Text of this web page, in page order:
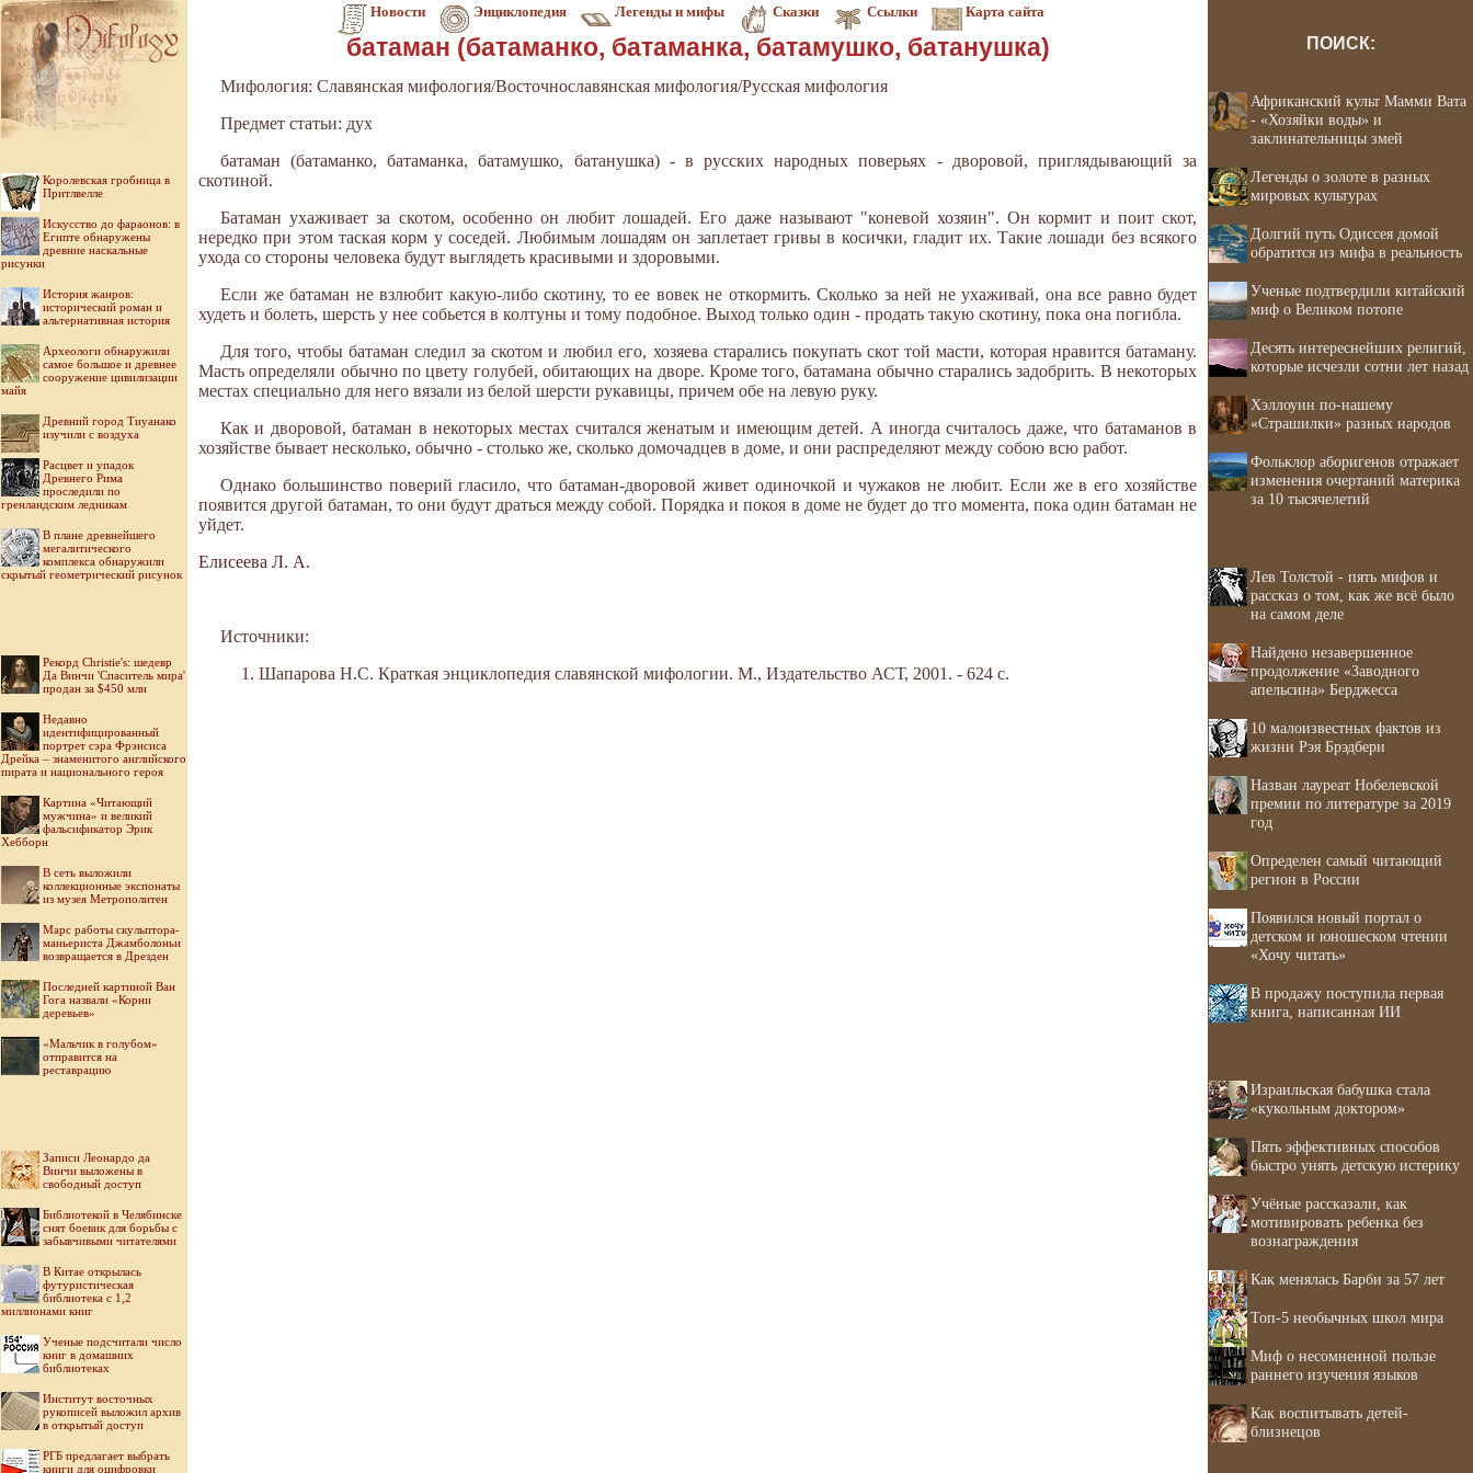
Новости Энциклопедия Легенды и мифы Сказки Ссылки Карта сайта
Королевская гробница в
Притлвелле
Искусство до фараонов: в
Египте обнаружены
древние наскальные
рисунки
История жанров:
исторический роман и
альтернативная история
Археологи обнаружили
самое большое и древнее
сооружение цивилизации
майя
Древний город Тиуанако
изучили с воздуха
Расцвет и упадок
Древнего Рима
проследили по
гренландским ледникам
В плане древнейшего
мегалитического
комплекса обнаружили
скрытый геометрический рисунок
Рекорд Christie's: шедевр
Да Винчи 'Спаситель мира'
продан за $450 млн
Недавно
идентифицированный
портрет сэра Фрэнсиса
Дрейка – знаменитого английского
пирата и национального героя
Картина «Читающий
мужчина» и великий
фальсификатор Эрик
Хебборн
В сеть выложили
коллекционные экспонаты
из музея Метрополитен
Марс работы скульптора-
маньериста Джамболоньи
возвращается в Дрезден
Последней картиной Ван
Гога назвали «Корни
деревьев»
«Мальчик в голубом»
отправится на
реставрацию
Записи Леонардо да
Винчи выложены в
свободный доступ
Библиотекой в Челябинске
снят боевик для борьбы с
забывчивыми читателями
В Китае открылась
футуристическая
библиотека с 1,2
миллионами книг
Ученые подсчитали число
книг в домашних
библиотеках
Институт восточных
рукописей выложил архив
в открытый доступ
РГБ предлагает выбрать
книги для оцифровки
батаман (батаманко, батаманка, батамушко, батанушка)
Мифология: Славянская мифология/Восточнославянская мифология/Русская мифология
Предмет статьи: дух
батаман (батаманко, батаманка, батамушко, батанушка) - в русских народных поверьях - дворовой, приглядывающий за
скотиной.
Батаман ухаживает за скотом, особенно он любит лошадей. Его даже называют "коневой хозяин". Он кормит и поит скот,
нередко при этом таская корм у соседей. Любимым лошадям он заплетает гривы в косички, гладит их. Такие лошади без всякого
ухода со стороны человека будут выглядеть красивыми и здоровыми.
Если же батаман не взлюбит какую-либо скотину, то ее вовек не откормить. Сколько за ней не ухаживай, она все равно будет
худеть и болеть, шерсть у нее собьется в колтуны и тому подобное. Выход только один - продать такую скотину, пока она погибла.
Для того, чтобы батаман следил за скотом и любил его, хозяева старались покупать скот той масти, которая нравится батаману.
Масть определяли обычно по цвету голубей, обитающих на дворе. Кроме того, батамана обычно старались задобрить. В некоторых
местах специально для него вязали из белой шерсти рукавицы, причем обе на левую руку.
Как и дворовой, батаман в некоторых местах считался женатым и имеющим детей. А иногда считалось даже, что батаманов в
хозяйстве бывает несколько, обычно - столько же, сколько домочадцев в доме, и они распределяют между собою всю работ.
Однако большинство поверий гласило, что батаман-дворовой живет одиночкой и чужаков не любит. Если же в его хозяйстве
появится другой батаман, то они будут драться между собой. Порядка и покоя в доме не будет до тго момента, пока один батаман не
уйдет.
Елисеева Л. А.
Источники:
Шапарова Н.С. Краткая энциклопедия славянской мифологии. М., Издательство АСТ, 2001. - 624 с.
ПОИСК:
Африканский культ Мамми Вата
- «Хозяйки воды» и
заклинательницы змей
Легенды о золоте в разных
мировых культурах
Долгий путь Одиссея домой
обратится из мифа в реальность
Ученые подтвердили китайский
миф о Великом потопе
Десять интереснейших религий,
которые исчезли сотни лет назад
Хэллоуин по-нашему
«Страшилки» разных народов
Фольклор аборигенов отражает
изменения очертаний материка
за 10 тысячелетий
Лев Толстой - пять мифов и
рассказ о том, как же всё было
на самом деле
Найдено незавершенное
продолжение «Заводного
апельсина» Берджесса
10 малоизвестных фактов из
жизни Рэя Брэдбери
Назван лауреат Нобелевской
премии по литературе за 2019
год
Определен самый читающий
регион в России
Появился новый портал о
детском и юношеском чтении
«Хочу читать»
В продажу поступила первая
книга, написанная ИИ
Израильская бабушка стала
«кукольным доктором»
Пять эффективных способов
быстро унять детскую истерику
Учёные рассказали, как
мотивировать ребенка без
вознаграждения
Как менялась Барби за 57 лет
Топ-5 необычных школ мира
Миф о несомненной пользе
раннего изучения языков
Как воспитывать детей-
близнецов